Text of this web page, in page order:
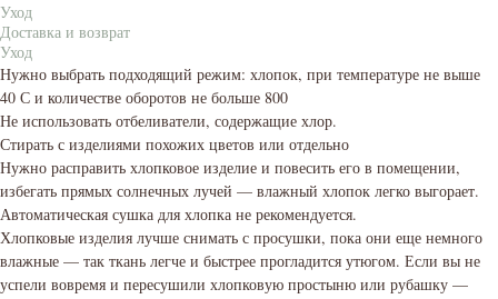
Уход
Доставка и возврат
Уход
Нужно выбрать подходящий режим: хлопок, при температуре не выше
40 С и количестве оборотов не больше 800
Не использовать отбеливатели, содержащие хлор.
Стирать с изделиями похожих цветов или отдельно
Нужно расправить хлопковое изделие и повесить его в помещении,
избегать прямых солнечных лучей — влажный хлопок легко выгорает.
Автоматическая сушка для хлопка не рекомендуется.
Хлопковые изделия лучше снимать с просушки, пока они еще немного
влажные — так ткань легче и быстрее прогладится утюгом. Если вы не
успели вовремя и пересушили хлопковую простыню или рубашку —